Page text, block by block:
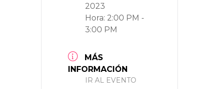
2023
Hora: 2:00 PM -
3:00 PM
MÁS
INFORMACIÓN
IR AL EVENTO